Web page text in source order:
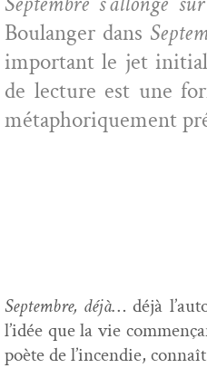
Boulanger dans
impor­tant le jet
de lec­ture est une
métaphorique­ment
Sep­tem­bre, déjà… déjà
l’idée que la vie
poète de l’incendie,